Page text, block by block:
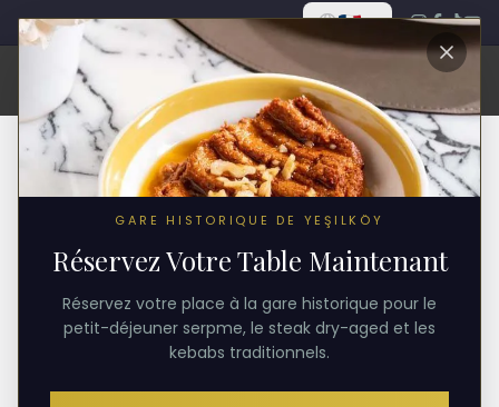
GARE HISTORIQUE DE YEŞILKÖY
Réservez Votre Table Maintenant
Réservez votre place à la gare historique pour le
petit-déjeuner serpme, le steak dry-aged et les
kebabs traditionnels.